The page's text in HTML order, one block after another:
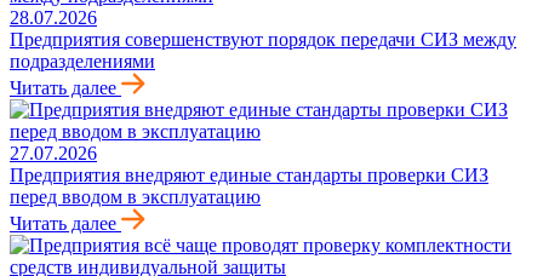
28.07.2026
Предприятия совершенствуют порядок передачи СИЗ между
подразделениями
Читать далее
27.07.2026
Предприятия внедряют единые стандарты проверки СИЗ
перед вводом в эксплуатацию
Читать далее